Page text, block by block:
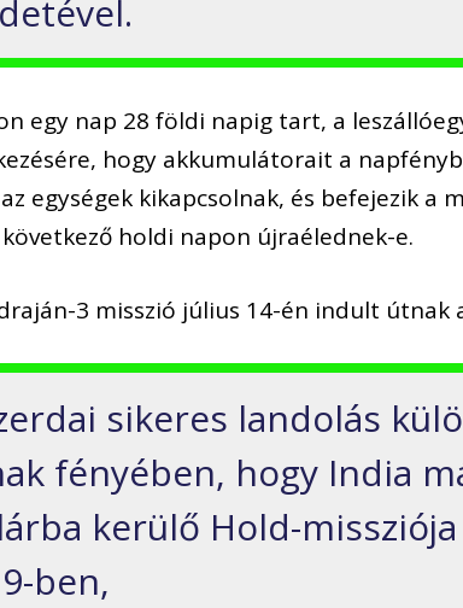
egy nap 28 földi napig tart, a
hogy akkumulátorait a
egységek kikapcsolnak, és befejezik a
holdi napon újraélednek-e.
3 misszió július 14-én indult
sikeres landolás
fényében, hogy India
kerülő Hold-
ben,